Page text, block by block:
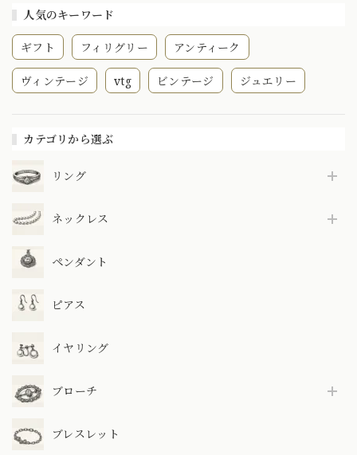
人気のキーワード
ギフト フィリグリー アンティーク
ヴィンテージ vtg ビンテージ ジュエリー
カテゴリから選ぶ
リング
ネックレス
ペンダント
ピアス
イヤリング
ブローチ
ブレスレット